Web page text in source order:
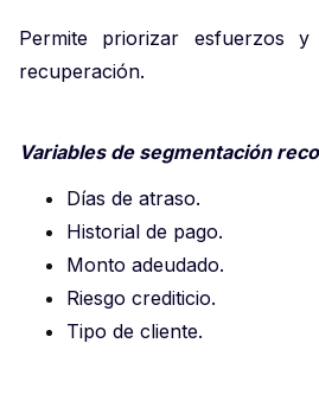
Permite priorizar esfuerzos
recuperación.
Variables de segmentación
Días de atraso.
Historial de pago.
Monto adeudado.
Riesgo crediticio.
Tipo de cliente.